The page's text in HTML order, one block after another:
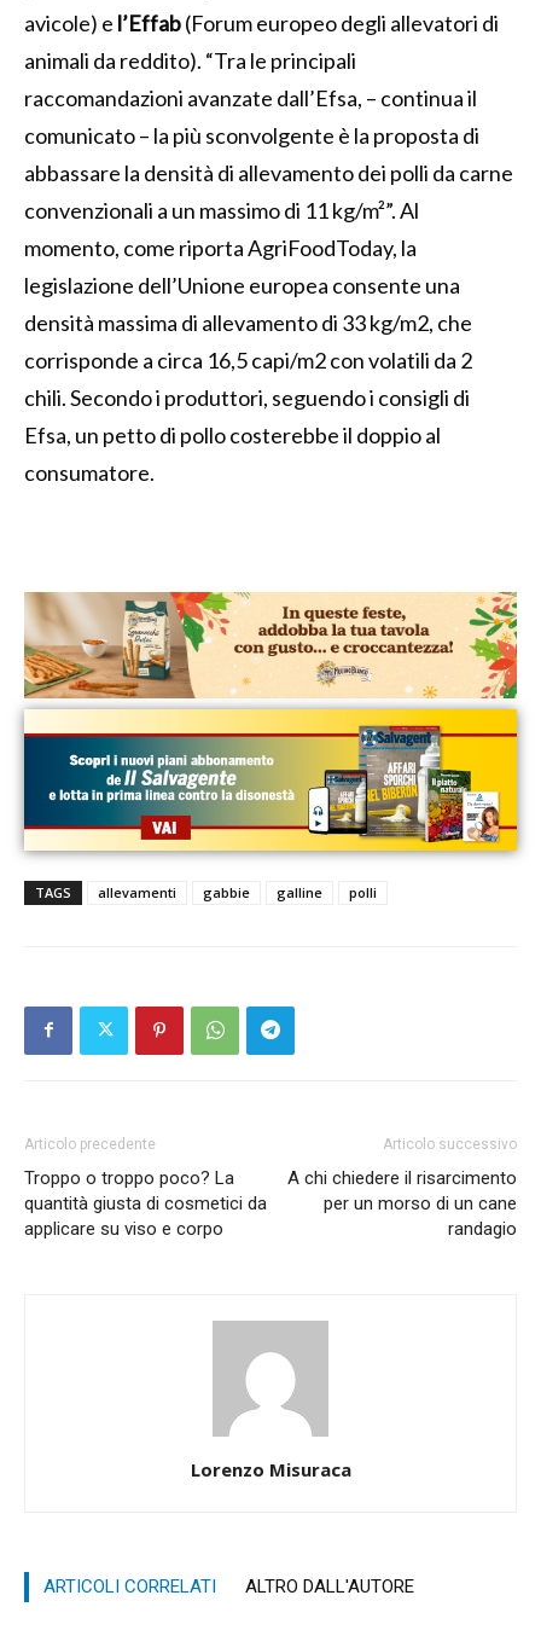
avicole) e l’Effab(Forum europeo degli allevatori di
animali da reddito). “Tra le principali
raccomandazioni avanzate dall’Efsa, – continua il
comunicato – la più sconvolgente è la proposta di
abbassare la densità di allevamento dei polli da carne
convenzionali a un massimo di 11 kg/m²”. Al
momento, come riporta AgriFoodToday, la
legislazione dell’Unione europea consente una
densità massima di allevamento di 33 kg/m2, che
corrisponde a circa 16,5 capi/m2 con volatili da 2
chili. Secondo i produttori, seguendo i consigli di
Efsa, un petto di pollo costerebbe il doppio al
consumatore.
TAGS allevamenti gabbie galline polli
Articolo precedente
Troppo o troppo poco? La
quantità giusta di cosmetici da
applicare su viso e corpo
Articolo successivo
A chi chiedere il risarcimento
per un morso di un cane
randagio
Lorenzo Misuraca
ARTICOLI CORRELATI ALTRO DALL'AUTORE